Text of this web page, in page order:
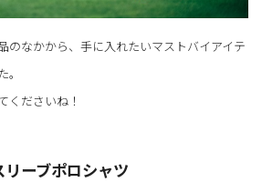
のなかから、手に入れたいマストバイアイテ
くださいね！
ーブポロシャツ